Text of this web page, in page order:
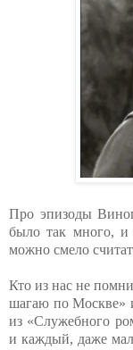
Про эпизоды
было так много, и
можно смело
Кто из нас не
шагаю по Москве»
из «Служебного
и каждый, даже